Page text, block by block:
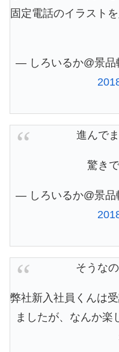
固定電話のイラスト
— しろいるか@景品
進んで
驚き
— しろいるか@景品
そうな
弊社新入社員くんは
ましたが、なんか楽